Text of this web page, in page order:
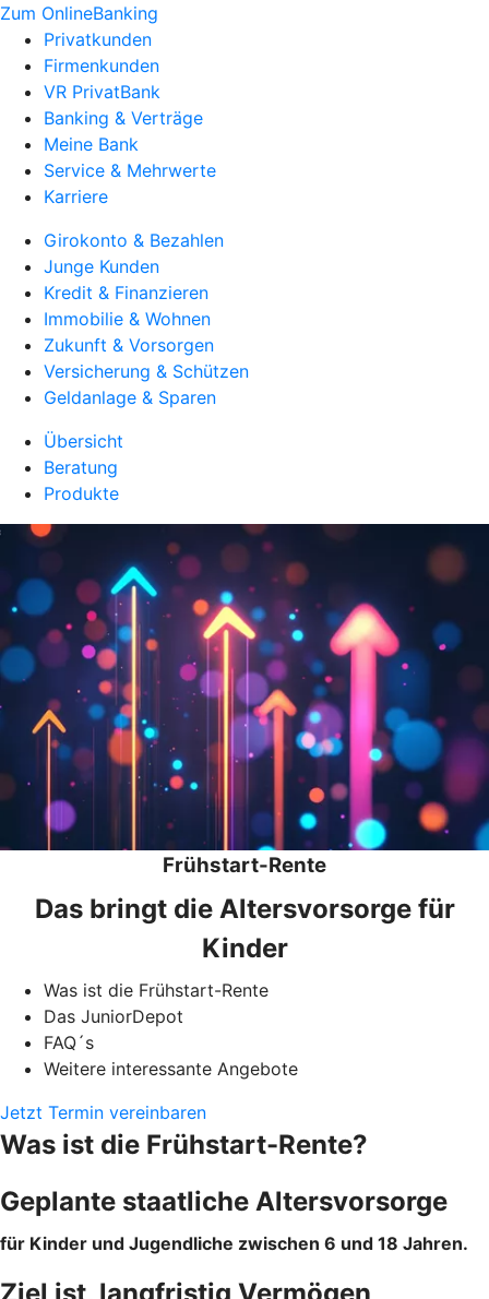
Zum OnlineBanking
Privatkunden
Firmenkunden
VR PrivatBank
Banking & Verträge
Meine Bank
Service & Mehrwerte
Karriere
Girokonto & Bezahlen
Junge Kunden
Kredit & Finanzieren
Immobilie & Wohnen
Zukunft & Vorsorgen
Versicherung & Schützen
Geldanlage & Sparen
Übersicht
Beratung
Produkte
Frühstart-Rente
Das bringt die Altersvorsorge für
Kinder
Was ist die Frühstart-Rente
Das JuniorDepot
FAQ´s
Weitere interessante Angebote
Jetzt Termin vereinbaren
Was ist die Frühstart-Rente?
Geplante staatliche Altersvorsorge
für Kinder und Jugendliche zwischen 6 und 18 Jahren.
Ziel ist, langfristig Vermögen